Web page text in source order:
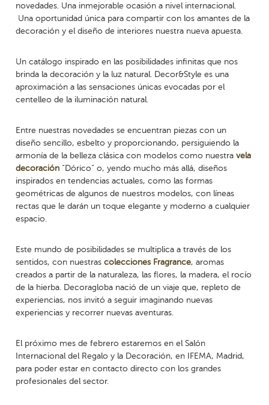
novedades. Una inmejorable ocasión a nivel internacional.
Una oportunidad única para compartir con los amantes de la
decoración y el diseño de interiores nuestra nueva apuesta.
Un catálogo inspirado en las posibilidades infinitas que nos
brinda la decoración y la luz natural. Decor&Style es una
aproximación a las sensaciones únicas evocadas por el
centelleo de la iluminación natural.
Entre nuestras novedades se encuentran piezas con un
diseño sencillo, esbelto y proporcionando, persiguiendo la
armonía de la belleza clásica con modelos como nuestravela
decoración “Dórico” o, yendo mucho más allá, diseños
inspirados en tendencias actuales, como las formas
geométricas de algunos de nuestros modelos, con líneas
rectas que le darán un toque elegante y moderno a cualquier
espacio.
Este mundo de posibilidades se multiplica a través de los
sentidos, con nuestrascolecciones Fragrance, aromas
creados a partir de la naturaleza, las flores, la madera, el rocío
de la hierba. Decoragloba nació de un viaje que, repleto de
experiencias, nos invitó a seguir imaginando nuevas
experiencias y recorrer nuevas aventuras.
El próximo mes de febrero estaremos en el Salón
Internacional del Regalo y la Decoración, en IFEMA, Madrid,
para poder estar en contacto directo con los grandes
profesionales del sector.